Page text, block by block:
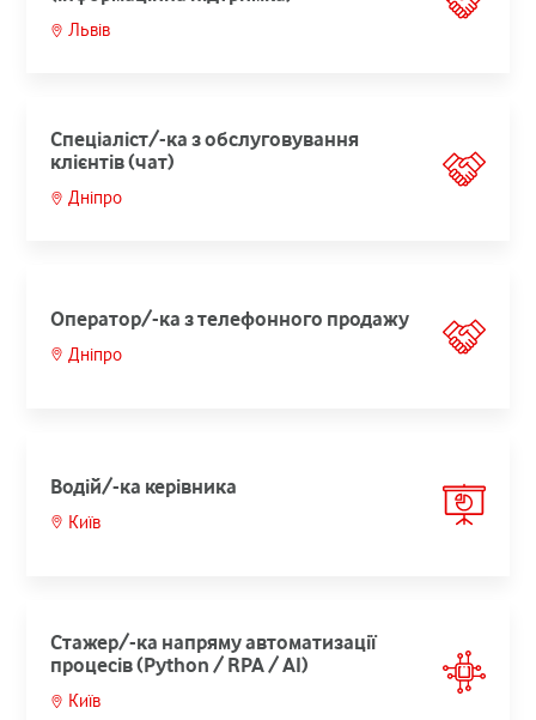
Львів
Спеціаліст/-ка з обслуговування
клієнтів (чат)
Дніпро
Оператор/-ка з телефонного продажу
Дніпро
Водій/-ка керівника
Київ
Стажер/-ка напряму автоматизації
процесів (Python / RPA / AI)
Київ